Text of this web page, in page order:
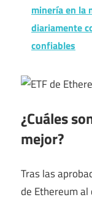
minería en la
diariamente
confiables
¿Cuáles
mejor?
Tras las
de Ethereum al